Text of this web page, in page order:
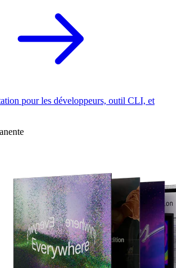
pour les développeurs, outil CLI, et